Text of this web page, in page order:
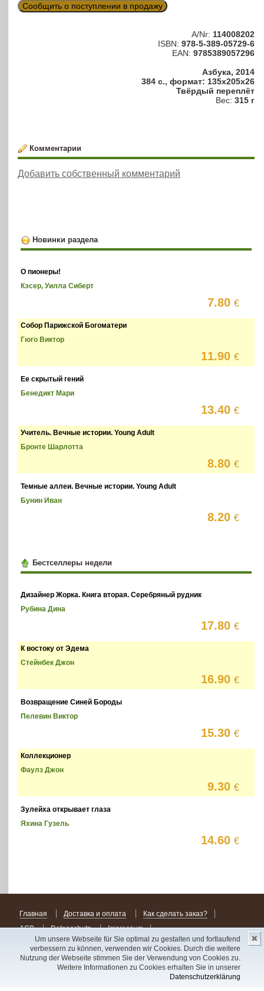
Um unsere Webseite für Sie optimal zu gestalten und fortlaufend
verbessern zu können, verwenden wir Cookies. Durch die weitere
Nutzung der Webseite stimmen Sie der Verwendung von Cookies zu.
Weitere Informationen zu Cookies erhalten Sie in unserer
Datenschutzerklärung
✖
Сообщить о поступлении в продажу
A/Nr: 114008202
ISBN: 978-5-389-05729-6
EAN: 9785389057296
Азбука, 2014
384 с., формат: 135x205x26
Твёрдый переплёт
Вес: 315 г
Комментарии
Добавить собственный комментарий
Новинки раздела
О пионеры!
Кэсер, Уилла Сиберт
7.80€
Собор Парижской Богоматери
Гюго Виктор
11.90€
Ее скрытый гений
Бенедикт Мари
13.40€
Учитель. Вечные истории. Young Adult
Бронте Шарлотта
8.80€
Темные аллеи. Вечные истории. Young Adult
Бунин Иван
8.20€
Бестселлеры недели
Дизайнер Жорка. Книга вторая. Серебряный рудник
Рубина Дина
17.80€
К востоку от Эдема
Стейнбек Джон
16.90€
Возвращение Синей Бороды
Пелевин Виктор
15.30€
Коллекционер
Фаулз Джон
9.30€
Зулейха открывает глаза
Яхина Гузель
14.60€
Главная Доставка и оплата
Как сделать заказ?
AGB
Datenschutz Impressum
Alle Rechte vorbehalten. Alle Preise inkl. MwSt., zzgl. Versandkosten. Lieferung zu
den Allgemeinen Geschäftsbedingungen.
Unser Warenbestand besteht aus Importartikeln. Alle persönlichen Daten werden
entsprechend dem Datenschutzgrundverordnung (DS-GVO) der Europäischen Union